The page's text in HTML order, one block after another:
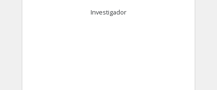
Investigador